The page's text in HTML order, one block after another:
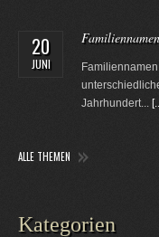
20
JUNI
Jahrhundert...
ALLE THEMEN
Kategorien